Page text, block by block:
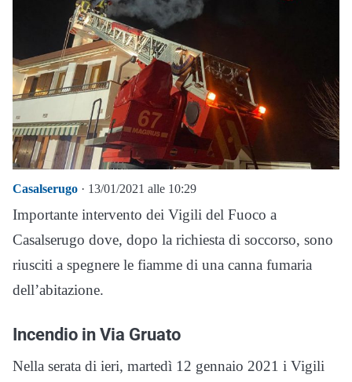
Casalserugo · 13/01/2021 alle 10:29
Importante intervento dei Vigili del Fuoco a
Casalserugo dove, dopo la richiesta di soccorso, sono
riusciti a spegnere le fiamme di una canna fumaria
dell’abitazione.
Incendio in Via Gruato
Nella serata di ieri, martedì 12 gennaio 2021 i Vigili